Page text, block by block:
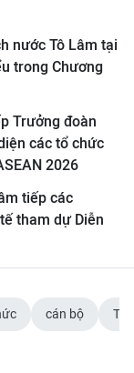
nước Tô Lâm tại
trong Chương
Trưởng đoàn
các tổ chức
2026
tiếp các
tham dự Diễn
cán bộ